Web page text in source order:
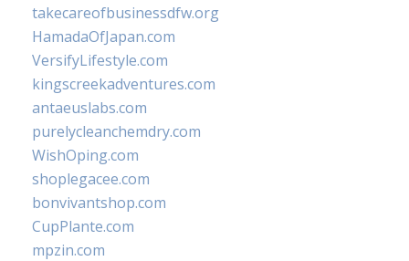
takecareofbusinessdfw.org
HamadaOfJapan.com
VersifyLifestyle.com
kingscreekadventures.com
antaeuslabs.com
purelycleanchemdry.com
WishOping.com
shoplegacee.com
bonvivantshop.com
CupPlante.com
mpzin.com